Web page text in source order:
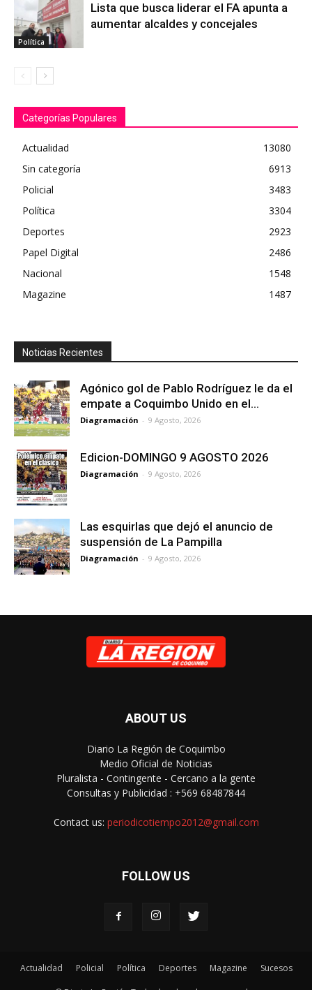
Política
Lista que busca liderar el FA apunta a
aumentar alcaldes y concejales
Categorías Populares
Actualidad
13080
Sin categoría
6913
Policial
3483
Política
3304
Deportes
2923
Papel Digital
2486
Nacional
1548
Magazine
1487
Noticias Recientes
Agónico gol de Pablo Rodríguez le da el
empate a Coquimbo Unido en el...
Diagramación - 9 Agosto, 2026
Edicion-DOMINGO 9 AGOSTO 2026
Diagramación - 9 Agosto, 2026
Las esquirlas que dejó el anuncio de
suspensión de La Pampilla
Diagramación - 9 Agosto, 2026
ABOUT US
Diario La Región de Coquimbo
Medio Oficial de Noticias
Pluralista - Contingente - Cercano a la gente
Consultas y Publicidad : +569 68487844
Contact us: periodicotiempo2012@gmail.com
FOLLOW US
Actualidad Policial Política Deportes Magazine Sucesos